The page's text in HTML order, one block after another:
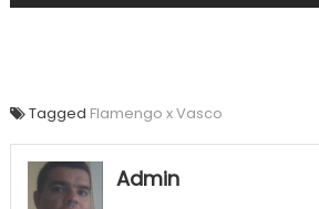
Tagged Flamengo x Vasco
Admin